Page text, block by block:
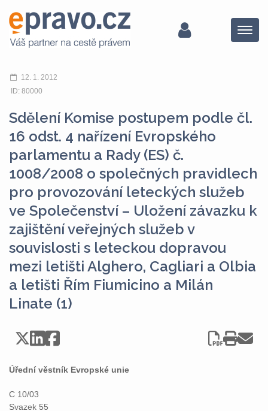
Menu
12. 1. 2012
ID: 80000
Sdělení Komise postupem podle čl.
16 odst. 4 nařízení Evropského
parlamentu a Rady (ES) č.
1008/2008 o společných pravidlech
pro provozování leteckých služeb
ve Společenství – Uložení závazku k
zajištění veřejných služeb v
souvislosti s leteckou dopravou
mezi letišti Alghero, Cagliari a Olbia
a letišti Řím Fiumicino a Milán
Linate (1)
Úřední věstník Evropské unie
C 10/03
Svazek 55